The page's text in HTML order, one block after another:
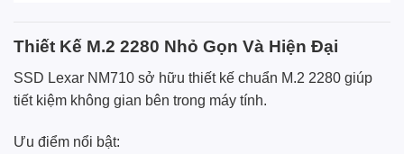
Thiết Kế M.2 2280 Nhỏ Gọn Và Hiện Đại
SSD Lexar NM710 sở hữu thiết kế chuẩn M.2 2280 giúp
tiết kiệm không gian bên trong máy tính.
Ưu điểm nổi bật: